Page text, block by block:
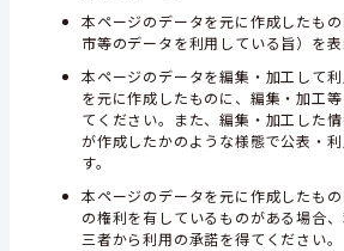
本ページのデータを元に作成したも
市等のデータを利用している旨）を表
本ページのデータを編集・加工して
を元に作成したものに、編集・加工
てください。また、編集・加工した
が作成したかのような様態で公表・
す。
本ページのデータを元に作成したも
の権利を有しているものがある場合
三者から利用の承諾を得てください。